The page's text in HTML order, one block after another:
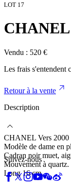
LOT 17
CHANEL
Vendu : 520 €
Les frais s'entendent
Retour à la vente
Description
CHANEL Vers 2000
Modèle de dame en
Cadran noir muet,
Mouvement à quartz.
Long 16 cm.
Suivez-nous